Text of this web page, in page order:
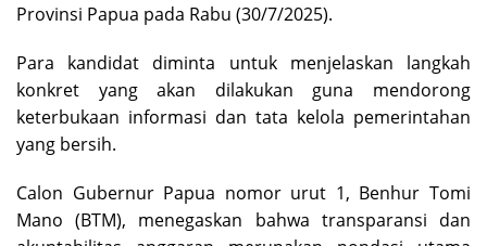
Provinsi Papua pada Rabu (30/7/2025).
Para kandidat diminta untuk menjelaskan langkah
konkret yang akan dilakukan guna mendorong
keterbukaan informasi dan tata kelola pemerintahan
yang bersih.
Calon Gubernur Papua nomor urut 1, Benhur Tomi
Mano (BTM), menegaskan bahwa transparansi dan